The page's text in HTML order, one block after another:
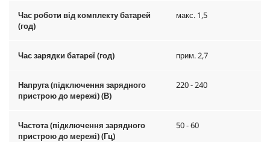
Час роботи від комплекту батарей
(год)
макс. 1,5
Час зарядки батареї (год) прим. 2,7
Напруга (підключення зарядного
пристрою до мережі) (В)
220 - 240
Частота (підключення зарядного
пристрою до мережі) (Гц)
50 - 60